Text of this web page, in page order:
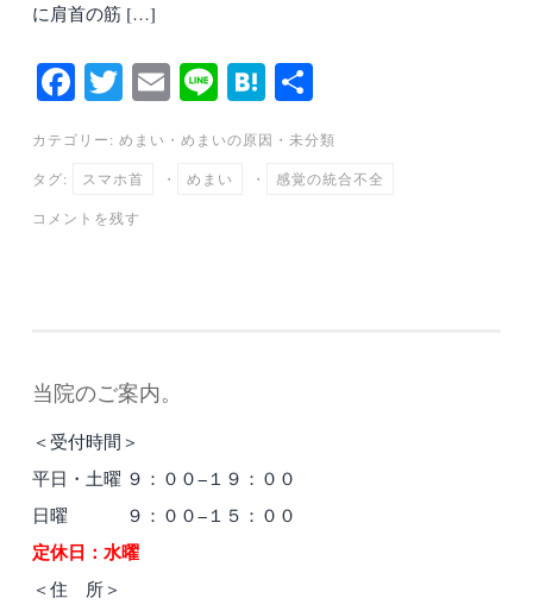
に肩首の筋 […]
Fa
ce
bo
ok
T
tte
r
E
ail
Li
ne
H
at
en
a
有
カテゴリー: めまい ・ めまいの原因 ・ 未分類
タグ: スマホ首 ・ めまい ・ 感覚の統合不全
コメントを残す
当院のご案内。
＜受付時間＞
平日・土曜 ９：００−１９：００
日曜 ９：００−１５：００
定休日：水曜
＜住 所＞